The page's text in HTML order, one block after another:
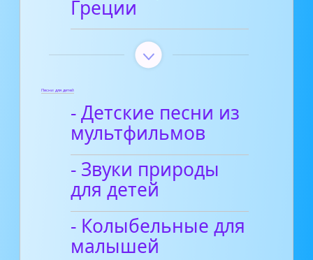
Греции
Песни для детей
- Детские песни из
мультфильмов
- Звуки природы
для детей
- Колыбельные для
малышей